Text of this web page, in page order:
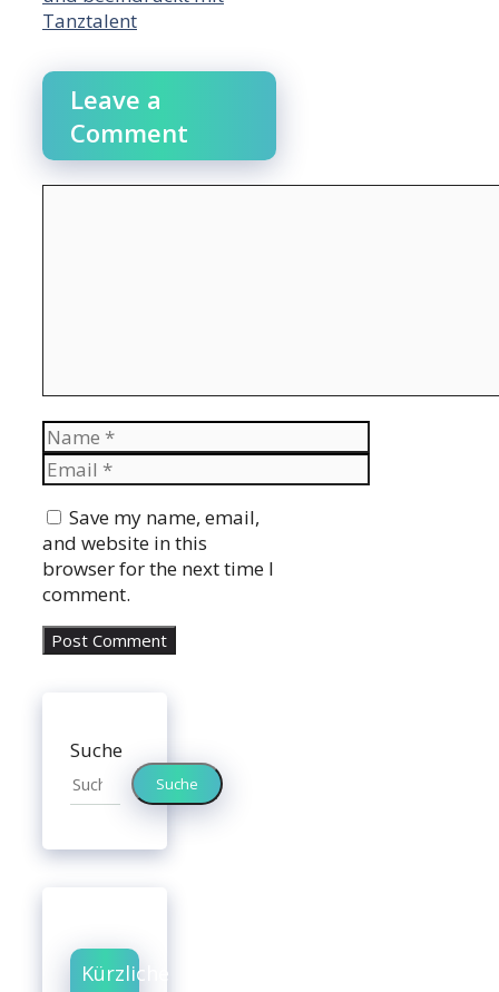
Tanztalent
Leave a
Comment
Name
Email
Save my name, email,
and website in this
browser for the next time I
comment.
Suche
Suche
Kürzliche